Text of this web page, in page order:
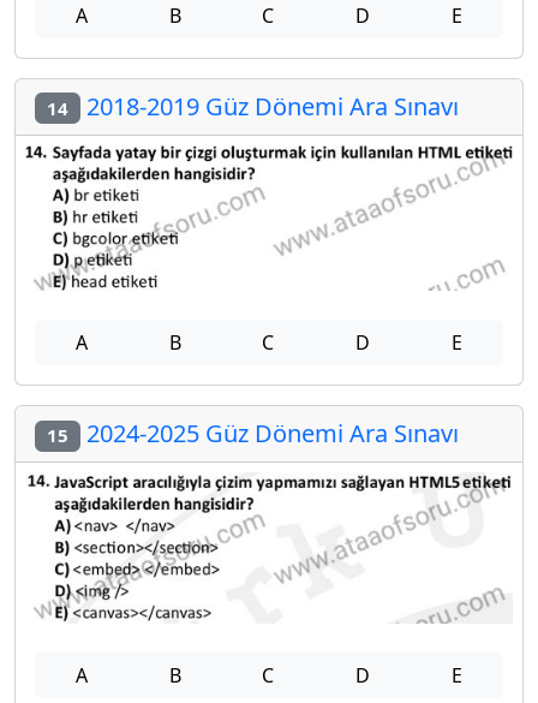
A B C D E
14 2018-2019 Güz Dönemi Ara Sınavı
A B C D E
15 2024-2025 Güz Dönemi Ara Sınavı
A B C D E